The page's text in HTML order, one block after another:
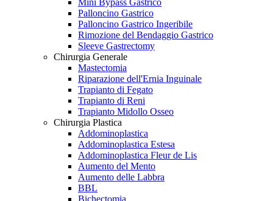
Palloncino Gastrico
Palloncino Gastrico Ingeribile
Rimozione del Bendaggio Gastrico
Sleeve Gastrectomy
Chirurgia Generale
Mastectomia
Riparazione dell'Ernia Inguinale
Trapianto di Fegato
Trapianto di Reni
Trapianto Midollo Osseo
Chirurgia Plastica
Addominoplastica
Addominoplastica Estesa
Addominoplastica Fleur de Lis
Aumento del Mento
Aumento delle Labbra
BBL
Bichectomia